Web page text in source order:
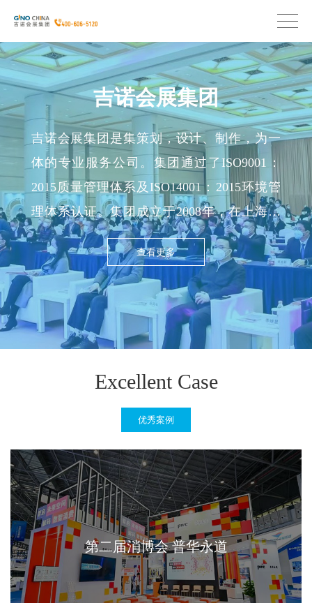
吉诺会展集团
吉诺会展集团是集策划，设计、制作，为一
体的专业服务公司。集团通过了ISO9001：
2015质量管理体系及ISO14001：2015环境管
理体系认证。集团成立于2008年，在上海、
北京、深圳、广州、拉斯维加斯、慕尼黑和
新加坡设立了办事处。
查看更多
Excellent Case
优秀案例
第二届消博会 普华永道